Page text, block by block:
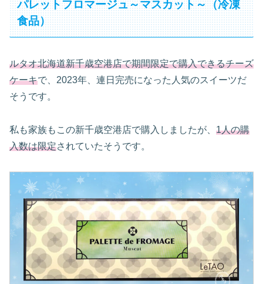
パレットフロマージュ～マスカット～（冷凍
食品）
ルタオ北海道新千歳空港店で期間限定で購入できるチーズ
ケーキで、2023年、連日完売になった人気のスイーツだ
そうです。
私も家族もこの新千歳空港店で購入しましたが、 1人の購
入数は限定されていたそうです。